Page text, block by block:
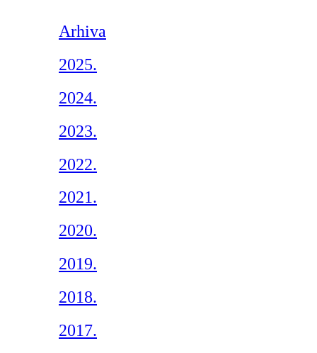
Arhiva
2025.
2024.
2023.
2022.
2021.
2020.
2019.
2018.
2017.